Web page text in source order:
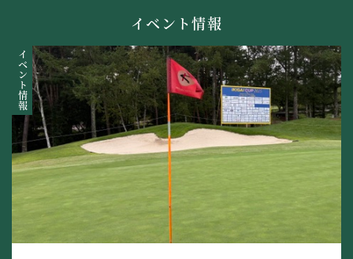
イベント情報
イベント情報